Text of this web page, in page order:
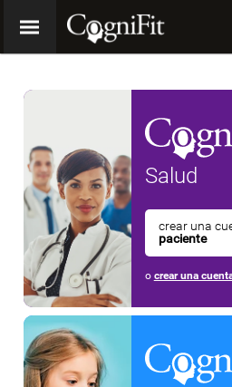
Salud
crear una
paciente
o crear una